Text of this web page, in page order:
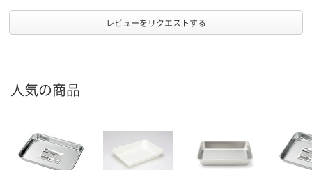
レビューをリクエストする
人気の商品